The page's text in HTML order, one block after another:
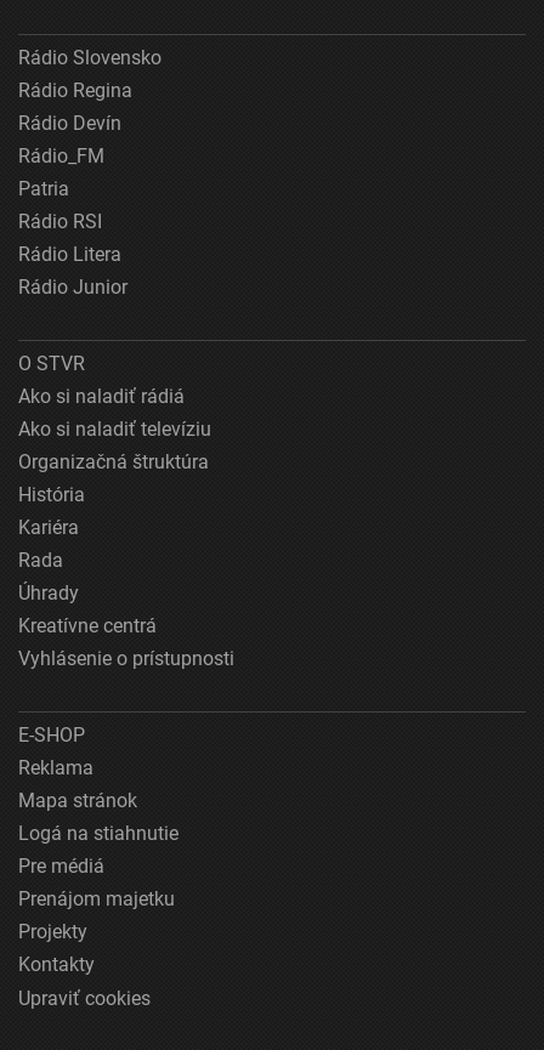
Rádio Slovensko
Rádio Regina
Rádio Devín
Rádio_FM
Patria
Rádio RSI
Rádio Litera
Rádio Junior
O STVR
Ako si naladiť rádiá
Ako si naladiť televíziu
Organizačná štruktúra
História
Kariéra
Rada
Úhrady
Kreatívne centrá
Vyhlásenie o prístupnosti
E-SHOP
Reklama
Mapa stránok
Logá na stiahnutie
Pre médiá
Prenájom majetku
Projekty
Kontakty
Upraviť cookies